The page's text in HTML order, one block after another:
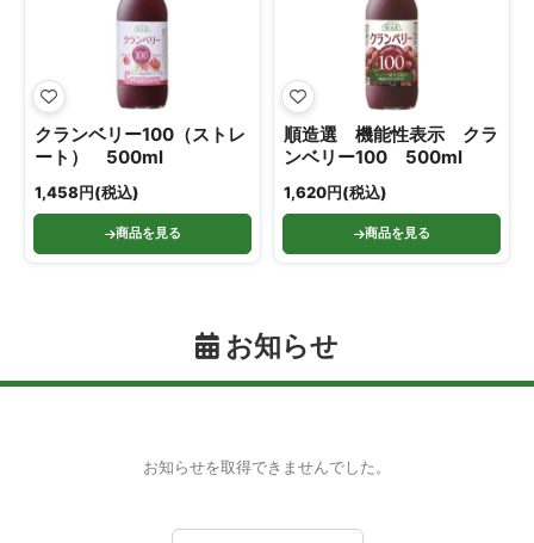
クランベリー100（ストレ
ート） 500ml
1,458円(税込)
商品を見る
順造選 機能性表示 クラ
ンベリー100 500ml
1,620円(税込)
商品を見る
お知らせ
お知らせを取得できませんでした。